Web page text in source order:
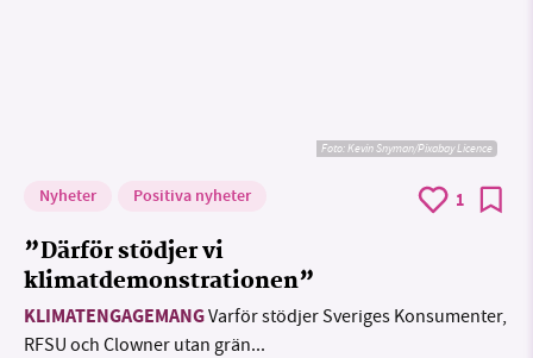
Foto:Kevin Snyman/Pixabay Licence
Nyheter Positiva nyheter 1
”Därför stödjer vi
klimatdemonstrationen”
KLIMATENGAGEMANGVarför stödjer Sveriges Konsumenter,
RFSU och Clowner utan grän...